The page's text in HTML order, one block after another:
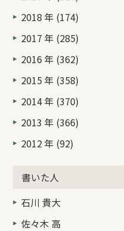
2018 年 (174)
2017 年 (285)
2016 年 (362)
2015 年 (358)
2014 年 (370)
2013 年 (366)
2012 年 (92)
書いた人
石川 貴大
佐々木 高